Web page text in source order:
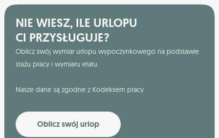
NIE WIESZ, ILE URLOPU
CI PRZYSŁUGUJE?
Oblicz swój wymiar urlopu wypoczynkowego na podstawie
stażu pracy i wymiaru etatu.
Nasze dane są zgodne z Kodeksem pracy.
Oblicz swój urlop